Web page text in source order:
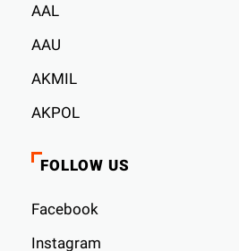
AAL
AAU
AKMIL
AKPOL
FOLLOW US
Facebook
Instagram